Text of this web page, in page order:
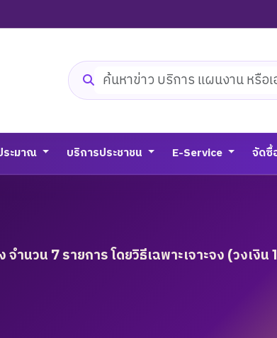
ค้นหาเว็บไซต์
ะมาณ บริการประชาชน E-Service จัดซื้
ำนวน 7 รายการ โดยวิธีเฉพาะเจาะจง (วงเงิ